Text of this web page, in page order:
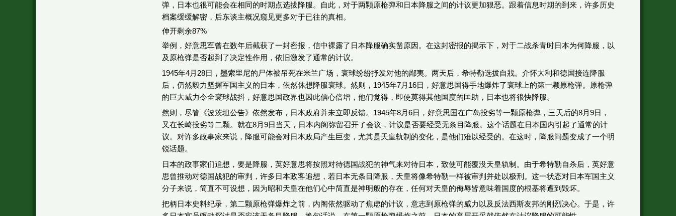
弹，日本也很可能会在相同的时期点选拔降服。自此，对于两颗原枪弹和日本降服之间的计议更加狠恶。跟着信息时期的到来，许多历史
档案缓缓解密，后东谈主概况窥见更多对于已往的真相。
伸开剩余87%
举例，好意思军曾在数年后截获了一封密报，信中裸露了日本降服确实凿原因。在这封密报的揭示下，对于二战杀青时日本为何降服，以
及原枪弹是否起到了决定性作用，依旧激发了通常的计议。
1945年4月28日，墨索里尼的尸体被吊死在米兰广场，寰球纷纷抒发对他的鄙夷。两天后，希特勒选拔自戕。介怀大利和德国接连降服
后，仍然毅力坚握军国主义的日本，依然休想降服寰球。然则，1945年7月16日，好意思国得手地爆炸了寰球上的第一颗原枪弹。原枪弹
的巨大威力令全寰球战抖，好意思国政界也因此信心倍增，他们觉得，即使莫得其他国度的匡助，日本也将很快降服。
然则，尽管《波茨坦公告》依然发布，日本政府并未立即反馈。1945年8月6日，好意思国在广岛投劣等一颗原枪弹，三天后的8月9日，
又在长崎投劣等二颗。就在8月9日当天，日本内阁弥留召开了会议，计议是否要经受无条目降服。这个话题在日本国内引起了通常的计
议。对许多政事家来说，降服可能会对日本政局产生巨变，尤其是天皇轨制的变化，是他们难以经受的。在这时，降服问题变成了一个明
锐话题。
日本的政事家们追想，要是降服，英好意思将按照对待德国战犯的神气来对待日本，致使可能覆没天皇轨制。由于希特勒自杀后，英好意
思曾推动对德国战犯的审判，许多日本政客追想，若日本无条目降服，天皇将像希特勒一样被审判并处以极刑。这一状态对日本军国主义
分子来说，简直不可设想，因为昭和天皇在他们心中简直是神明般的存在，任何对天皇的侮辱皆意味着国度的根基将遭到毁坏。
把柄日本史料纪录，第二颗原枪弹爆炸之前，内阁依然驱动了焦虑的计议，意志到原枪弹的威力以及反法西斯友邦的刚烈决心。于是，许